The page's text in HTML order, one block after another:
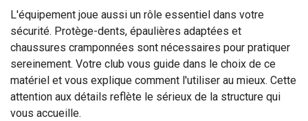
L'équipement joue aussi un rôle essentiel dans votre
sécurité. Protège-dents, épaulières adaptées et
chaussures cramponnées sont nécessaires pour pratiquer
sereinement. Votre club vous guide dans le choix de ce
matériel et vous explique comment l'utiliser au mieux. Cette
attention aux détails reflète le sérieux de la structure qui
vous accueille.